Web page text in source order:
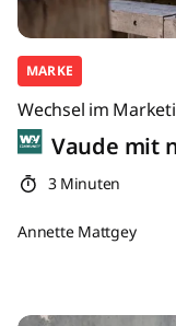
MARKE
Wechsel im
Vaude mit
3 Minuten
Annette Mattgey